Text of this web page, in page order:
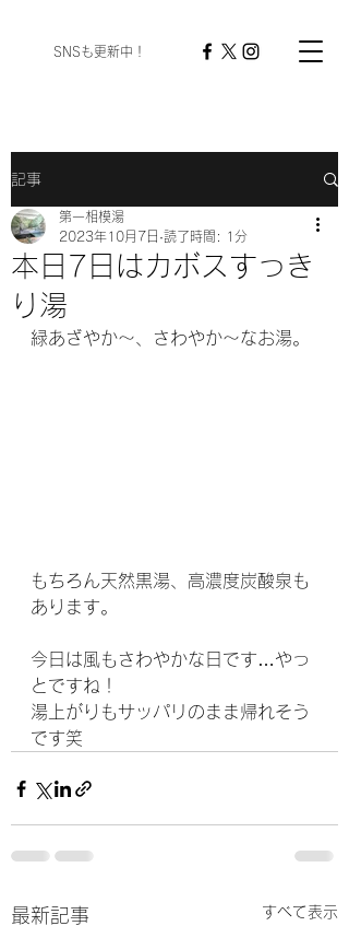
​ SNSも更新中！
記事
本日7日はカボスすっき
り湯
第一相模湯
2023年10月7日 読了時間: 1分
緑あざやか〜、さわやか〜なお湯。
もちろん天然黒湯、高濃度炭酸泉も
あります。
今日は風もさわやかな日です…やっ
とですね！
湯上がりもサッパリのまま帰れそう
です笑
最新記事 すべて表示